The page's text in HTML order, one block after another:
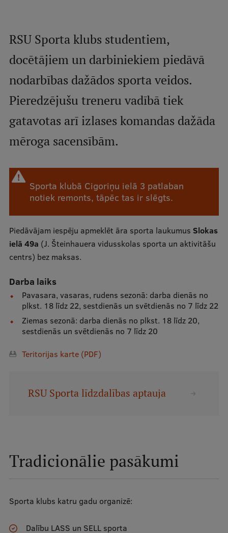
galvenā
izvēlne
Pamatstudiju programmas
Maģistra studiju programmas
Doktorantūra
Rezidentūra
Uzņemšana
Praktiska informācija
Studentu dzīve
Fakultātes
Mūsu cilvēki
Stratēģija
Struktūra
Identitāte
Ģerbonis
Virtuālā tūre
RSU Sporta klubs studentiem,
docētājiem un darbiniekiem piedāvā
nodarbības dažādos sporta veidos.
Pieredzējušu treneru vadībā tiek
gatavotas arī izlases komandas dažāda
mēroga sacensībām.
Sporta klubā Cigoriņu ielā 3 patlaban
notiek remonts, tāpēc tas ir slēgts.
Piedāvājam iespēju apmeklēt āra sporta laukumus Slokas
ielā 49a (J. Šteinhauera vidusskolas sporta un aktivitāšu
centrs) bez maksas.
Darba laiks
Pavasara, vasaras, rudens sezonā: darba dienās no
plkst. 18 līdz 22, sestdienās un svētdienās no 7 līdz 22
Ziemas sezonā: darba dienās no plkst. 18 līdz 20,
sestdienās un svētdienās no 7 līdz 20
Teritorijas karte (PDF)
RSU Sporta līdzdalības aptauja
Tradicionālie pasākumi
Sporta klubs katru gadu organizē:
Dalību LASS un SELL sporta